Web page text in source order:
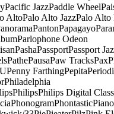
Pacific JazzPaddle Wheel
AltoPalo Alto JazzPalo Alto
PantonPapagayo
Parlophone Odeon
PashaPassportPassport
PathePausaPaw TracksPax
Penny FarthingPepita
Philadelphia
PhilipsPhilips Digital
PhonogramPhontastic